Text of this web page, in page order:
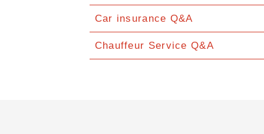
Car insurance Q&A
Chauffeur Service Q&A